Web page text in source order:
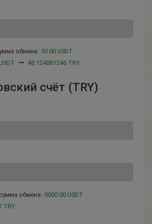
обмена: 50.00 USDT
48.124081246 TRY
счёт (TRY)
обмена: 5000.00 USDT
TRY